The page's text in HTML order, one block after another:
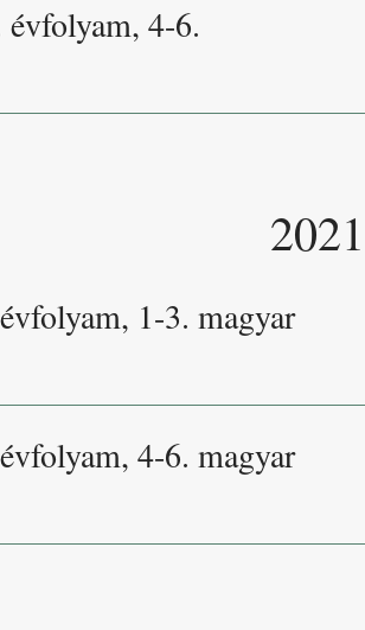
4-6.
2021
1-3. magyar
4-6. magyar